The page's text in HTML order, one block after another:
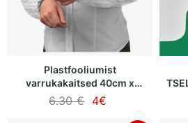
Plastfooliumist
varrukakaitsed 40cm x
22cm (valge) 100tk
6.30 € 4€